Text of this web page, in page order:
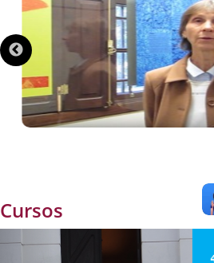
Cursos
Previous